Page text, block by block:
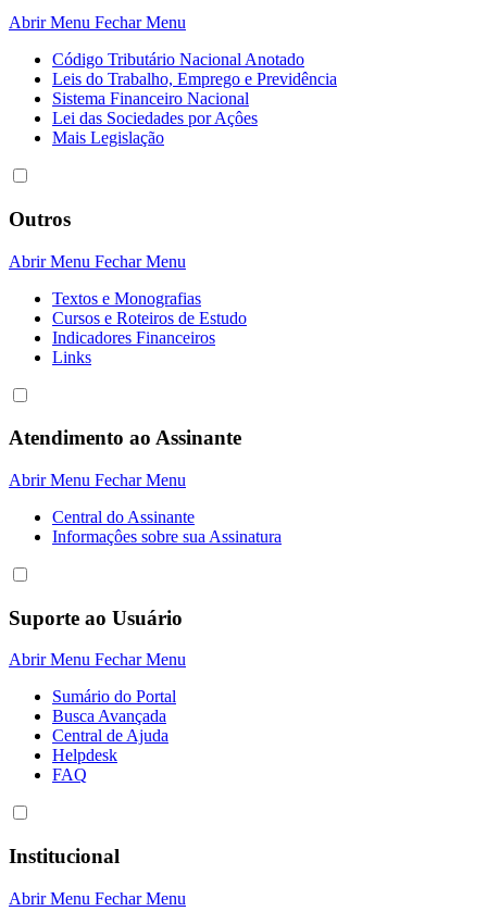
Abrir Menu Fechar Menu
Código Tributário Nacional Anotado
Leis do Trabalho, Emprego e Previdência
Sistema Financeiro Nacional
Lei das Sociedades por Açôes
Mais Legislação
Outros
Abrir Menu Fechar Menu
Textos e Monografias
Cursos e Roteiros de Estudo
Indicadores Financeiros
Links
Atendimento ao Assinante
Abrir Menu Fechar Menu
Central do Assinante
Informaçôes sobre sua Assinatura
Suporte ao Usuário
Abrir Menu Fechar Menu
Sumário do Portal
Busca Avançada
Central de Ajuda
Helpdesk
FAQ
Institucional
Abrir Menu Fechar Menu